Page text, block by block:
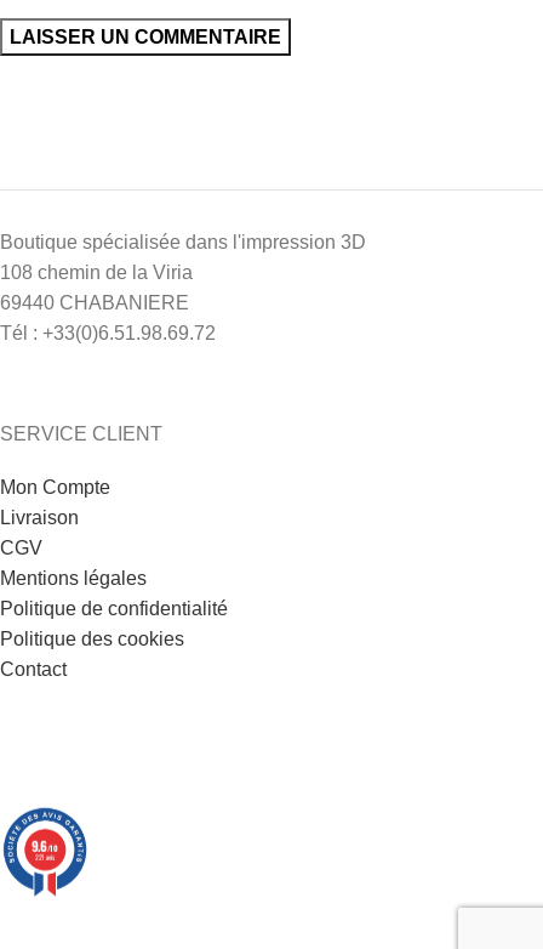
Boutique spécialisée dans l'impression 3D
108 chemin de la Viria
69440 CHABANIERE
Tél : +33(0)6.51.98.69.72
SERVICE CLIENT
Mon Compte
Livraison
CGV
Mentions légales
Politique de confidentialité
Politique des cookies
Contact
9.6/10
221 avis